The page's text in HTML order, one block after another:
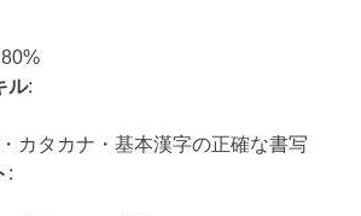
ル:
カタカナ・基本漢字の正確な書写
: